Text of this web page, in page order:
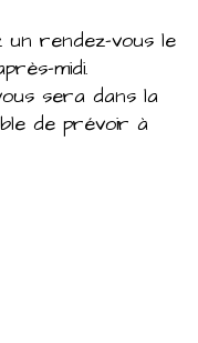
un rendez-vous le
midi.
sera dans la
de prévoir à